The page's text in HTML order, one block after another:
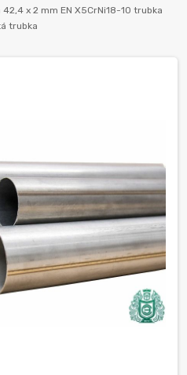
x 2 mm EN X5CrNi18-10 trubka
trubka